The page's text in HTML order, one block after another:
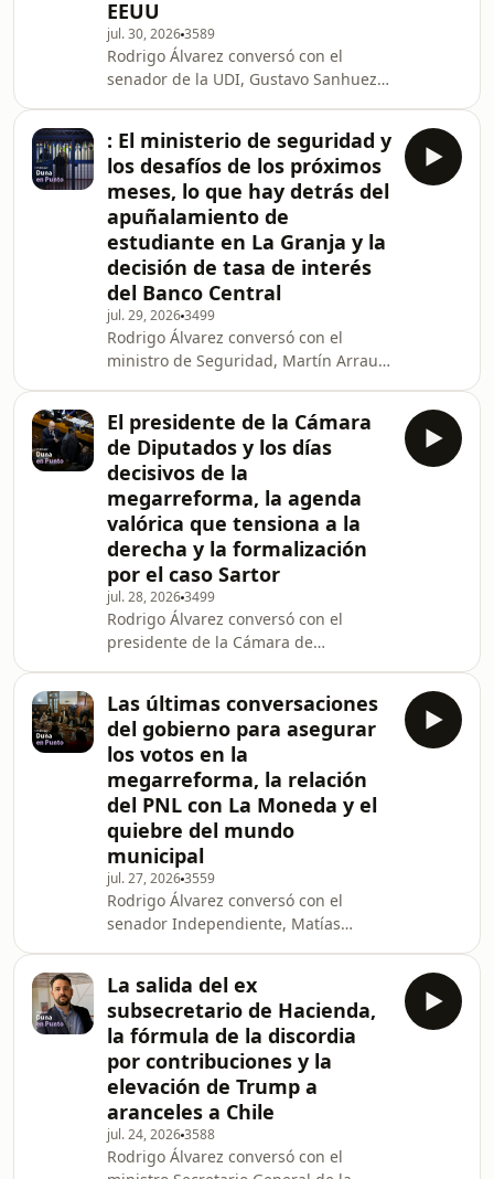
analizaron el inicio de la
formalización del caso Sartor. Y por
otro
EEUU
jul. 30, 20263589
Rodrigo Álvarez conversó con el
senador de la UDI, Gustavo Sanhueza
previsionales de los trabajadores
municipales y el retraso del despacho
de la ley. Además, junto a los
infiltrados, Paula Catena y Juan Paulo
Iglesias analizaron el debate por la
privatización de Codelco y la situación
en Venezuela por el inicio del diálogo
superv
: El ministerio de seguridad y
los desafíos de los próximos
meses, lo que hay detrás del
apuñalamiento de
estudiante en La Granja y la
decisión de tasa de interés
del Banco Central
jul. 29, 20263499
Rodrigo Álvarez conversó con el
ministro de Seguridad, Martín Arrau
que buscan derogar la Ley Naín-
Retamal y el slogan de seguridad del
gobierno. Además, junto a los
infiltrados, Roberto Gálvez y Julio
Nahuelhual analizaron lo que hay
detrás del apuñalamiento de una
estudiante de 13 años a otra de 7 en
La Granja y la decisi
El presidente de la Cámara
de Diputados y los días
decisivos de la
megarreforma, la agenda
valórica que tensiona a la
derecha y la formalización
por el caso Sartor
jul. 28, 20263499
Rodrigo Álvarez conversó con el
presidente de la Cámara de
dichos de Quiroz a los alcaldes, la
petición de parlamentarios de
Coquimbo, la reforma constitucional
para desvincular autoridades ante
consumo de drogas y la situación del
ex subsecretario Juan Pablo
Rodríguez. Además, junto a las
infiltradas Paula Catena y Mariana Ma
Las últimas conversaciones
del gobierno para asegurar
los votos en la
megarreforma, la relación
del PNL con La Moneda y el
quiebre del mundo
municipal
jul. 27, 20263559
Rodrigo Álvarez conversó con el
senador Independiente, Matías
reconstrucción en la región de
Coquimbo. Además, junto a los
infiltrados Gloria Faúndez y Roberto
Gálvez analizaron la relación del
Partido Nacional Libertario con el
gobierno y el quiebre del mundo
municipal.
La salida del ex
subsecretario de Hacienda,
la fórmula de la discordia
por contribuciones y la
elevación de Trump a
aranceles a Chile
jul. 24, 20263588
Rodrigo Álvarez conversó con el